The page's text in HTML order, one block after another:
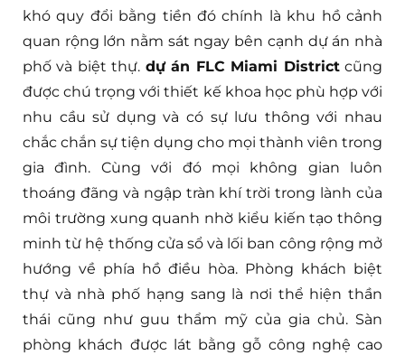
khó quy đổi bằng tiền đó chính là khu hồ cảnh
quan rộng lớn nằm sát ngay bên cạnh dự án nhà
phố và biệt thự. dự án FLC Miami Districtcũng
được chú trọng với thiết kế khoa học phù hợp với
nhu cầu sử dụng và có sự lưu thông với nhau
chắc chắn sự tiện dụng cho mọi thành viên trong
gia đình. Cùng với đó mọi không gian luôn
thoáng đãng và ngập tràn khí trời trong lành của
môi trường xung quanh nhờ kiểu kiến tạo thông
minh từ hệ thống cửa sổ và lối ban công rộng mở
hướng về phía hồ điều hòa. Phòng khách biệt
thự và nhà phố hạng sang là nơi thể hiện thần
thái cũng như guu thẩm mỹ của gia chủ. Sàn
phòng khách được lát bằng gỗ công nghệ cao